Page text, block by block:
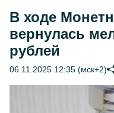
В ходе
вернулась
рублей
06.11.2025 12:35 (мск+2)